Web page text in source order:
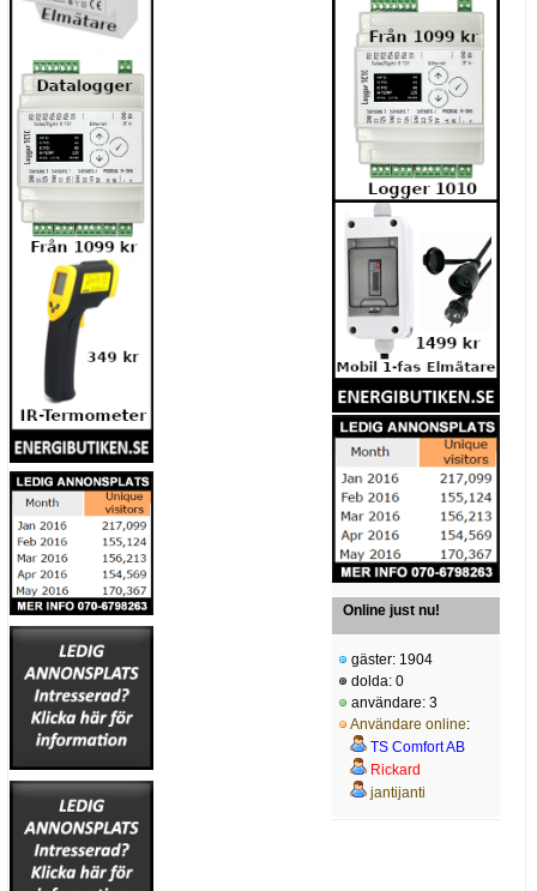
Online just nu!
gäster: 1904
dolda: 0
användare: 3
Användare online:
TS Comfort AB
Rickard
jantijanti